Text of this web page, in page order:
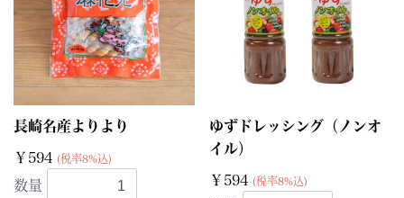
長崎名産よりより
￥594 (税率8%込)
数量
ゆずドレッシング（ノンオ
イル）
￥594 (税率8%込)